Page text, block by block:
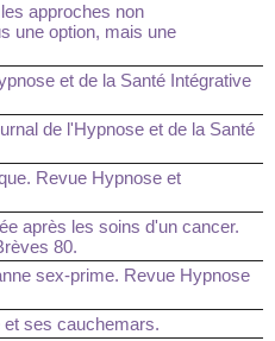
approches non
une option, mais une
et de la Santé Intégrative
de l'Hypnose et de la Santé
Revue Hypnose et
après les soins d'un cancer.
80.
sex-prime. Revue Hypnose
ses cauchemars.